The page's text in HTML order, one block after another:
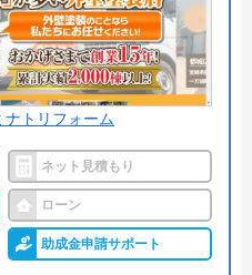
相談する
76
～18:00
人
ナトリフォーム
ネット見積もり
ローン
助成金申請サポート